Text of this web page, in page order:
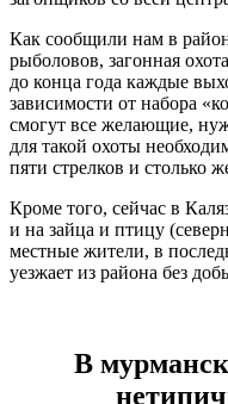
Как сообщили нам в
рыболовов, загонная
до конца года каждые
зависимости от набора
смогут все желающие,
для такой охоты
пяти стрелков и столько
Кроме того, сейчас в
и на зайца и птицу
местные жители, в
уезжает из района без
В